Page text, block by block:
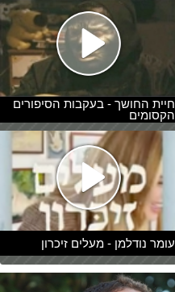
חיית החושך - בעקבות הסיפורים
הקסומים
עומר נודלמן - מעלים זיכרון